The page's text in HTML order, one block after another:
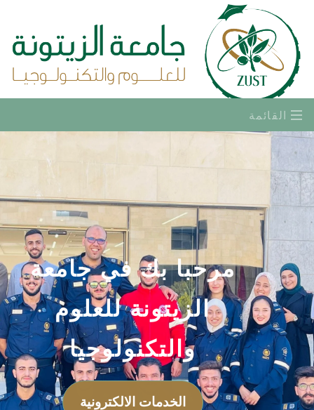
القائمة
مرحبا بك في جامعة
الزيتونة للعلوم
والتكنولوجيا
الخدمات الالكترونية